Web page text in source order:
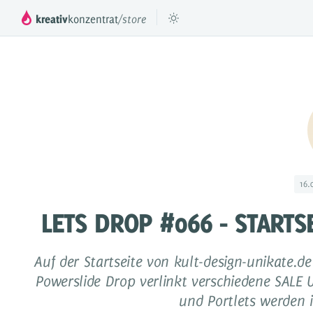
kreativkonzentrat/store
Videos & Tutorials
Referenzen
Dokumentation
Füge
LETS DROP #066 -
Auf der Startseite von kult-design-
Powerslide Drop verlinkt verschiedene
und Portlets werden